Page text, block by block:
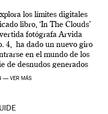
los límites digitales
libro, ‘In The Clouds’
fotógrafa Arvida
4, ha dado un nuevo giro
en el mundo de los
de desnudos generados
— VER MÁS